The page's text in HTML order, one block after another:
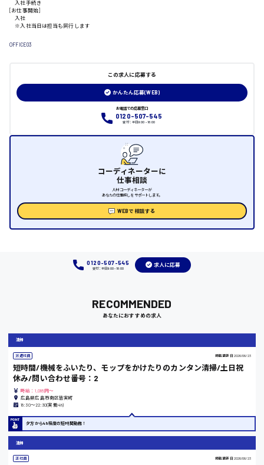
山口県
福山市
大阪府
時給1100円～
入社手続き
[お仕事開始]
入社
※入社当日は担当も同行します
OFFICE03
この求人に応募する
かんたん応募(WEB)
お電話での応募窓口
0120-507-545
受付：平日9:00 - 18:00
コーディネーターに
仕事相談
人材コーディネーターが
あなたの仕事探しをサポートします。
WEBで相談する
0120-507-545
受付：平日9:00 - 18:00
求人に応募
RECOMMENDED
あなたにおすすめの求人
清掃
派遣社員 掲載更新日 2026/06/23
短時間/機械をふいたり、モップをかけたりのカンタン清掃/土日祝
休み/問い合わせ番号：2
時給：1,085円～
広島県広島市南区皆実町
18:30〜22:30(実働4h)
夕方から4h程度の短時間勤務！
清掃
正社員 掲載更新日 2026/06/23